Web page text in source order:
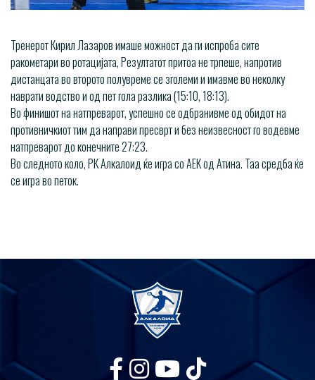
Тренерот Кирил Лазаров имаше можност да ги испроба сите
ракометари во ротацијата, Резултатот притоа не трпеше, напротив
дистанцата во второто полувреме се зголеми и имавме во неколку
наврати водство и од пет гола разлика (15:10, 18:13).
Во финишот на натпреварот, успешно се одбранивме од обидот на
противничкиот тим да направи пресврт и без неизвесност го водевме
натпреварот до конечните 27:23.
Во следното коло, РК Алкалоид ќе игра со АЕК од Атина. Таа средба ќе
се игра во петок.